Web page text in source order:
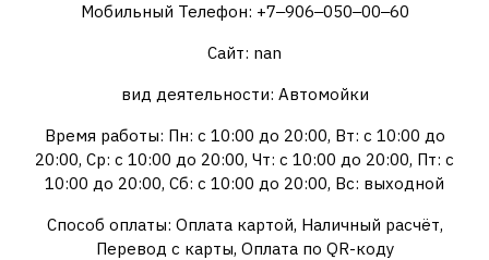
Мобильный Телефон: +7‒906‒050‒00‒60
Сайт: nan
вид деятельности: Автомойки
Время работы: Пн: с 10:00 до 20:00, Вт: с 10:00 до
20:00, Ср: с 10:00 до 20:00, Чт: с 10:00 до 20:00, Пт: с
10:00 до 20:00, Сб: с 10:00 до 20:00, Вс: выходной
Способ оплаты: Оплата картой, Наличный расчёт,
Перевод с карты, Оплата по QR-коду